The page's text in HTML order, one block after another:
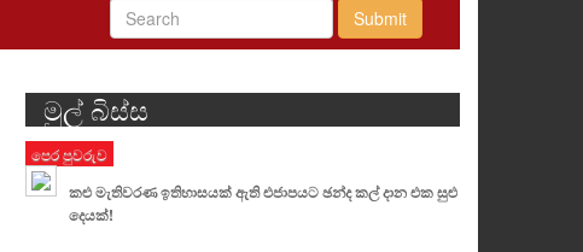
Submit
මුල් බිස්ස
පෙර පුවරුව
කළු මැතිවරණ ඉතිහාසයක් ඇති එජාපයට ඡන්ද කල් දාන එක සුළු
දෙයක්!